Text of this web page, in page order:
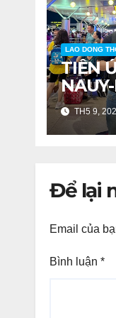
LAO DONG
TIỄN
21/04/
TH5 9,
Để lại
Email của
Bình luận *